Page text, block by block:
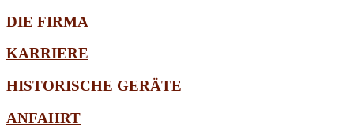
DIE FIRMA
KARRIERE
HISTORISCHE GERÄTE
ANFAHRT